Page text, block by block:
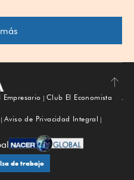
Subir
Empresario
Club El Economista
Aviso de Privacidad Integral
de trabajo